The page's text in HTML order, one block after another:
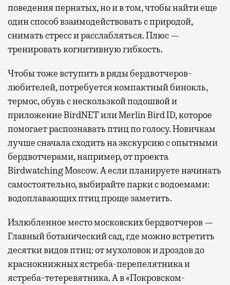
поведения пернатых, но и в том, чтобы найти еще
один способ взаимодействовать с природой,
снимать стресс и расслабляться. Плюс —
тренировать когнитивную гибкость.
Чтобы тоже вступить в ряды бердвотчеров-
любителей, потребуется компактный бинокль,
термос, обувь с нескользкой подошвой и
приложение BirdNET или Merlin Bird ID, которое
помогает распознавать птиц по голосу. Новичкам
лучше сначала сходить на экскурсию с опытными
бердвотчерами, например, от проекта
Birdwatching Moscow. А если планируете начинать
самостоятельно, выбирайте парки с водоемами:
водоплавающих птиц проще заметить.
Излюбленное место московских бердвотчеров —
Главный ботанический сад, где можно встретить
десятки видов птиц: от мухоловок и дроздов до
краснокнижных ястреба-перепелятника и
ястреба-тетеревятника. А в «Покровском-